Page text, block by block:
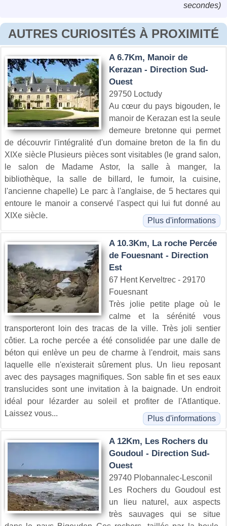
secondes)
AUTRES CURIOSITÉS À PROXIMITÉ
A 6.7Km, Manoir de
Kerazan - Direction Sud-
Ouest
29750 Loctudy
Au cœur du pays bigouden, le
manoir de Kerazan est la seule
demeure bretonne qui permet
de découvrir l'intégralité d'un domaine breton de la fin du
XIXe siècle Plusieurs pièces sont visitables (le grand salon,
le salon de Madame Astor, la salle à manger, la
bibliothèque, la salle de billard, le fumoir, la cuisine,
l'ancienne chapelle) Le parc à l'anglaise, de 5 hectares qui
entoure le manoir a conservé l'aspect qui lui fut donné au
XIXe siècle.
Plus d'informations
A 10.3Km, La roche Percée
de Fouesnant - Direction
Est
67 Hent Kerveltrec - 29170
Fouesnant
Très jolie petite plage où le
calme et la sérénité vous
transporteront loin des tracas de la ville. Très joli sentier
côtier. La roche percée a été consolidée par une dalle de
béton qui enlève un peu de charme à l'endroit, mais sans
laquelle elle n'existerait sûrement plus. Un lieu reposant
avec des paysages magnifiques. Son sable fin et ses eaux
translucides sont une invitation à la baignade. Un endroit
idéal pour lézarder au soleil et profiter de l'Atlantique.
Laissez vous...
Plus d'informations
A 12Km, Les Rochers du
Goudoul - Direction Sud-
Ouest
29740 Plobannalec-Lesconil
Les Rochers du Goudoul est
un lieu naturel, aux aspects
très sauvages qui se situe